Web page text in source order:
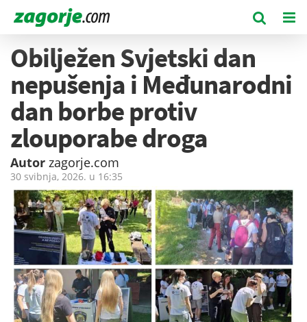
Obilježen Svjetski dan
nepušenja i Međunarodni
dan borbe protiv
zlouporabe droga
Autor zagorje.com
30 svibnja, 2026. u 16:35